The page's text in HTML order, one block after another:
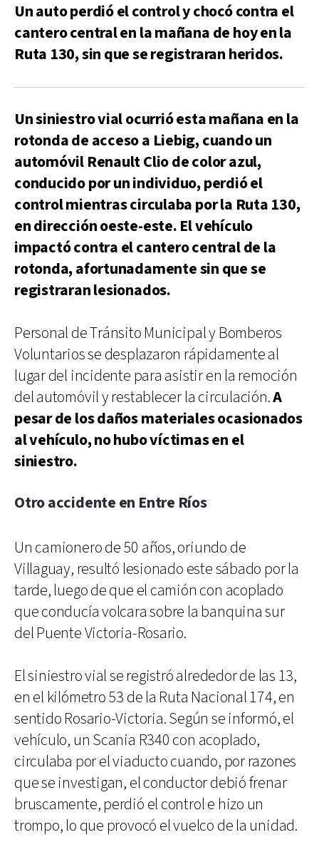
Un auto perdió el control y chocó contra el
cantero central en la mañana de hoy en la
Ruta 130, sin que se registraran heridos.
Un siniestro vial ocurrió esta mañana en la
rotonda de acceso a Liebig, cuando un
automóvil Renault Clio de color azul,
conducido por un individuo, perdió el
control mientras circulaba por la Ruta 130,
en dirección oeste-este. El vehículo
impactó contra el cantero central de la
rotonda, afortunadamente sin que se
registraran lesionados.
Personal de Tránsito Municipal y Bomberos
Voluntarios se desplazaron rápidamente al
lugar del incidente para asistir en la remoción
del automóvil y restablecer la circulación.A
pesar de los daños materiales ocasionados
al vehículo, no hubo víctimas en el
siniestro.
Otro accidente en Entre Ríos
Un camionero de 50 años, oriundo de
Villaguay, resultó lesionado este sábado por la
tarde, luego de que el camión con acoplado
que conducía volcara sobre la banquina sur
del Puente Victoria-Rosario.
El siniestro vial se registró alrededor de las 13,
en el kilómetro 53 de la Ruta Nacional 174, en
sentido Rosario-Victoria. Según se informó, el
vehículo, un Scania R340 con acoplado,
circulaba por el viaducto cuando, por razones
que se investigan, el conductor debió frenar
bruscamente, perdió el control e hizo un
trompo, lo que provocó el vuelco de la unidad.